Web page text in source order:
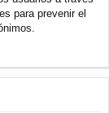
para prevenir el